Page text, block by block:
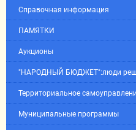
Справочная информация
ПАМЯТКИ
Аукционы
"НАРОДНЫЙ БЮДЖЕТ":люди
Территориальное
Муниципальные программы